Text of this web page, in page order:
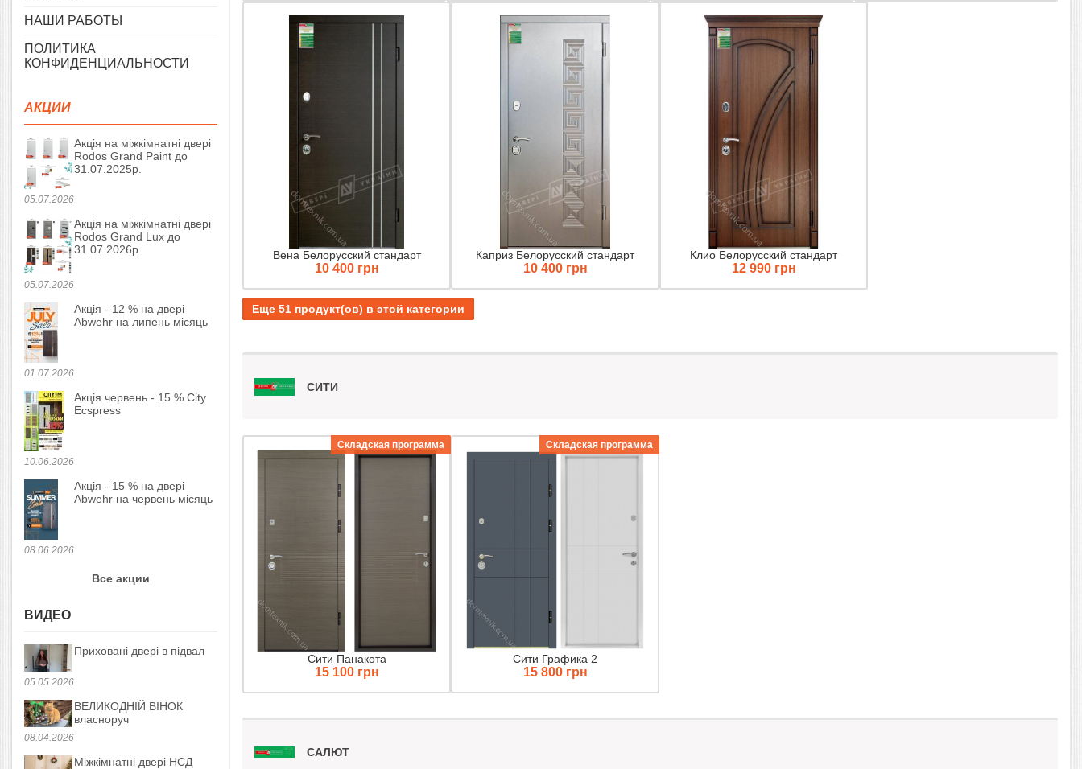
НАШИ РАБОТЫ
ПОЛИТИКА
КОНФИДЕНЦИАЛЬНОСТИ
АКЦИИ
05.07.2026
Акція на міжкімнатні двері
Rodos Grand Paint до
31.07.2025р.
05.07.2026
Акція на міжкімнатні двері
Rodos Grand Lux до
31.07.2026р.
01.07.2026
Акція - 12 % на двері
Abwehr на липень місяць
10.06.2026
Акція червень - 15 % City
Ecspress
08.06.2026
Акція - 15 % на двері
Abwehr на червень місяць
Все акции
ВИДЕО
05.05.2026
Приховані двері в підвал
08.04.2026
ВЕЛИКОДНІЙ ВІНОК
власноруч
Міжкімнатні двері НСД
Вена Белорусский стандарт
10 400 грн
Каприз Белорусский стандарт
10 400 грн
Клио Белорусский стандарт
12 990 грн
Еще 51 продукт(ов) в этой категории
СИТИ
Сити Панакота
15 100 грн
Складская программа
Сити Графика 2
15 800 грн
Складская программа
САЛЮТ